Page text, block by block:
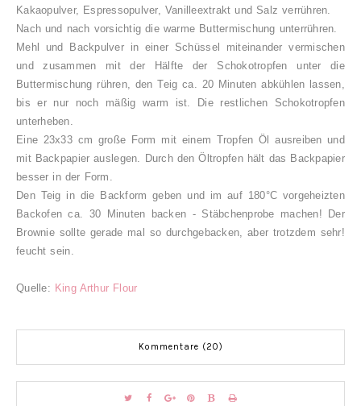
Kakaopulver, Espressopulver, Vanilleextrakt und Salz verrühren.
Nach und nach vorsichtig die warme Buttermischung unterrühren.
Mehl und Backpulver in einer Schüssel miteinander vermischen
und zusammen mit der Hälfte der Schokotropfen unter die
Buttermischung rühren, den Teig ca. 20 Minuten abkühlen lassen,
bis er nur noch mäßig warm ist. Die restlichen Schokotropfen
unterheben.
Eine 23x33 cm große Form mit einem Tropfen Öl ausreiben und
mit Backpapier auslegen. Durch den Öltropfen hält das Backpapier
besser in der Form.
Den Teig in die Backform geben und im auf 180°C vorgeheizten
Backofen ca. 30 Minuten backen - Stäbchenprobe machen! Der
Brownie sollte gerade mal so durchgebacken, aber trotzdem sehr!
feucht sein.
Quelle: King Arthur Flour
Kommentare (20)